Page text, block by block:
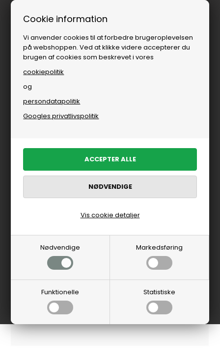
Cookie information
Vi anvender cookies til at forbedre brugeroplevelsen
på webshoppen. Ved at klikke videre accepterer du
brugen af cookies som beskrevet i vores
cookiepolitik
og
persondatapolitik
Googles privatlivspolitik
Nødvendige Markedsføring
Funktionelle Statistiske
Vis cookie detaljer